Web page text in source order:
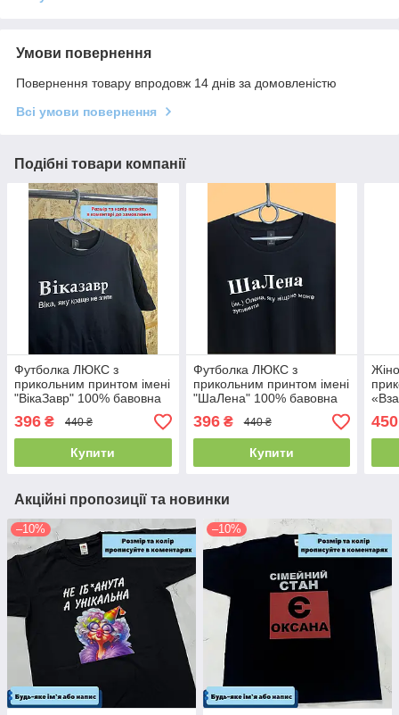
Умови повернення
Повернення товару впродовж 14 днів за домовленістю
Всі умови повернення
Подібні товари компанії
Футболка ЛЮКС з
прикольним принтом імені
"ВікаЗавр" 100% бавовна
396 ₴ 440 ₴
Купити
Футболка ЛЮКС з
прикольним принтом імені
"ШаЛена" 100% бавовна
396₴ 440 ₴
Купити
450
Акційні пропозиції та новинки
–10% –10%